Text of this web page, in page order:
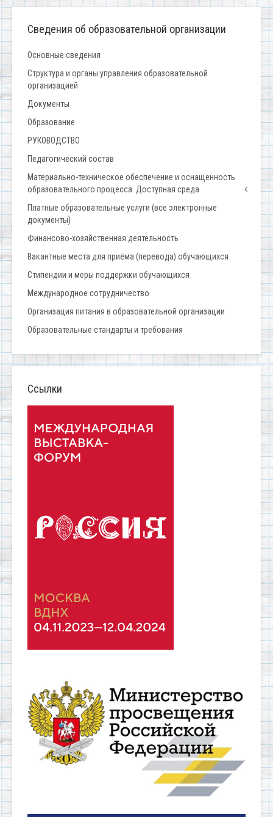
Сведения об образовательной организации
Основные сведения
Структура и органы управления образовательной
организацией
Документы
Образование
РУКОВОДСТВО
Педагогический состав
Материально-техническое обеспечение и оснащенность
образовательного процесса. Доступная среда
Платные образовательные услуги (все электронные
документы)
Финансово-хозяйственная деятельность
Вакантные места для приёма (перевода) обучающихся
Стипендии и меры поддержки обучающихся
Международное сотрудничество
Организация питания в образовательной организации
Образовательные стандарты и требования
Ссылки